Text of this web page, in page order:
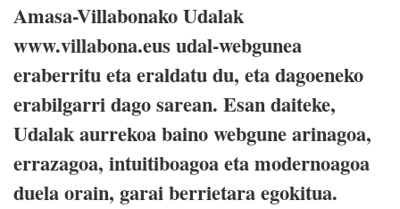
Amasa-Villabonako Udalak
www.villabona.eus udal-webgunea
eraberritu eta eraldatu du, eta dagoeneko
erabilgarri dago sarean. Esan daiteke,
Udalak aurrekoa baino webgune arinagoa,
errazagoa, intuitiboagoa eta modernoagoa
duela orain, garai berrietara egokitua.